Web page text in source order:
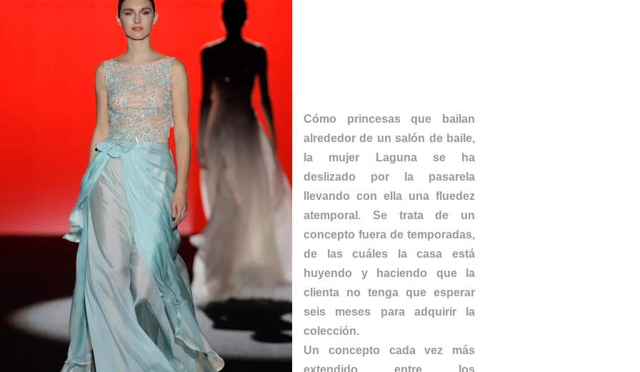
Cómo princesas que bailan
alrededor de un salón de baile,
la mujer Laguna se ha
deslizado por la pasarela
llevando con ella una fluedez
atemporal. Se trata de un
concepto fuera de temporadas,
de las cuáles la casa está
huyendo y haciendo que la
clienta no tenga que esperar
seis meses para adquirir la
colección.
Un concepto cada vez más